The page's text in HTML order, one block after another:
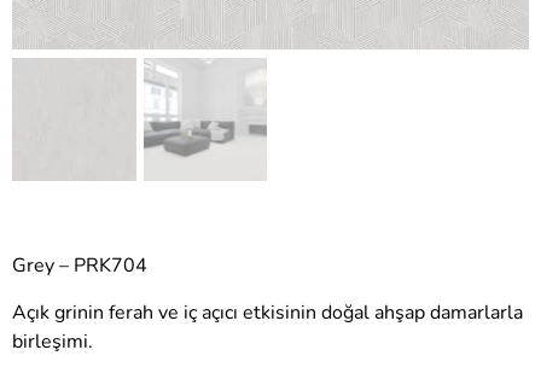
Grey – PRK704
Açık grinin ferah ve iç açıcı etkisinin doğal ahşap damarlarla
birleşimi.